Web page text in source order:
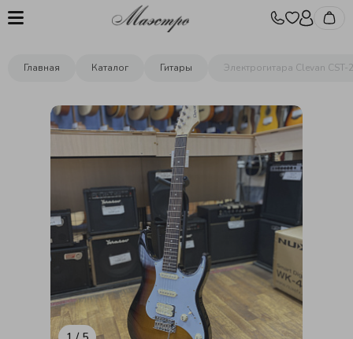
Главная Каталог Гитары Электрогитара Clevan CST-